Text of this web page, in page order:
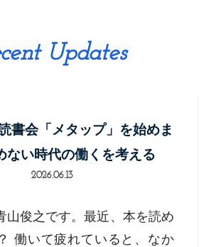
Updates
書会「メタップ」を始めま
ない時代の働くを考える
2026.06.13
山俊之です。最近、本を読め
働いて疲れていると、なか